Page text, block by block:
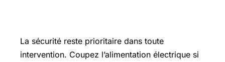
La sécurité reste prioritaire dans toute
intervention. Coupez l’alimentation électrique si